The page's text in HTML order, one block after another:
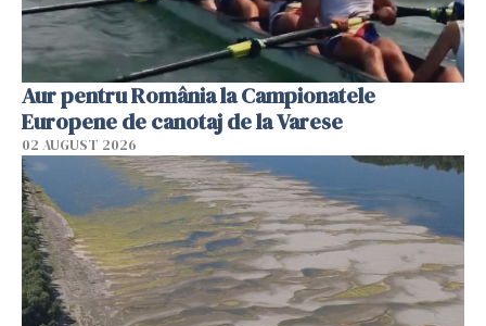
Aur pentru România la Campionatele
Europene de canotaj de la Varese
02 AUGUST 2026